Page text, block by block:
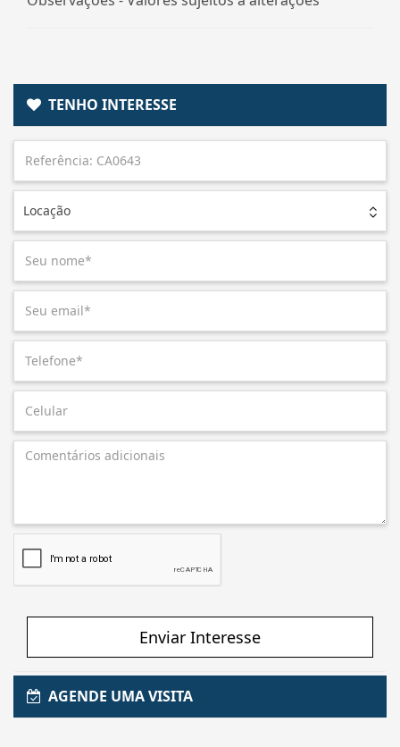
TENHO INTERESSE
Locação
Enviar Interesse
AGENDE UMA VISITA